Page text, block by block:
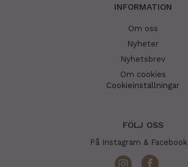
INFORMATION
Om oss
Nyheter
Nyhetsbrev
Om cookies
Cookieinställningar
FÖLJ OSS
På Instagram & Facebook